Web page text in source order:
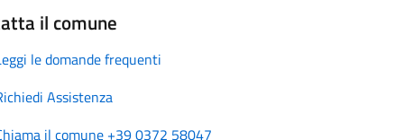
il comune
le domande frequenti
Assistenza
il comune +39 0372 58047